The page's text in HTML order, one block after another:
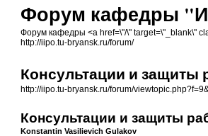
Форум кафедры
Форум кафедры <a href=\"/\" target=\"_blank\"
http://iipo.tu-bryansk.ru/forum/
Консультации и защиты
http://iipo.tu-bryansk.ru/forum/
Консультации и защиты
Konstantin Vasilievich Gulakov